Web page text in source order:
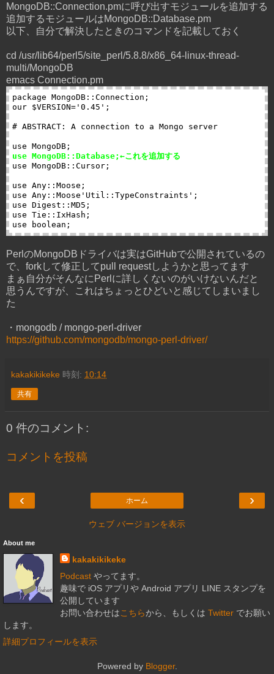
MongoDB::Connection.pmに呼び出すモジュールを追加する
追加するモジュールはMongoDB::Database.pm
以下、自分で解決したときのコマンドを記載しておく
cd /usr/lib64/perl5/site_perl/5.8.8/x86_64-linux-thread-
multi/MongoDB
emacs Connection.pm
package MongoDB::Connection;
our $VERSION='0.45';
# ABSTRACT: A connection to a Mongo server
use MongoDB::Database;←これを追加する
use MongoDB::Cursor;
use Any::Moose;
use Any::Moose'Util::TypeConstraints';
use Digest::MD5;
use Tie::IxHash;
PerlのMongoDBドライバは実はGitHubで公開されているの
で、forkして修正してpull requestしようかと思ってます
まぁ自分がそんなにPerlに詳しくないのがいけないんだと
思うんですが、これはちょっとひどいと感じてしまいまし
た
・mongodb / mongo-perl-driver
https://github.com/mongodb/mongo-perl-driver/
kakakikikeke 時刻: 10:14
共有
0 件のコメント:
コメントを投稿
‹ ›
ホーム
ウェブ バージョンを表示
About me
kakakikikeke
Podcastやってます。
趣味で iOS アプリや Android アプリ LINE スタンプを
公開しています
お問い合わせはこちらから、もしくは Twitterでお願い
します。
詳細プロフィールを表示
Powered by Blogger.